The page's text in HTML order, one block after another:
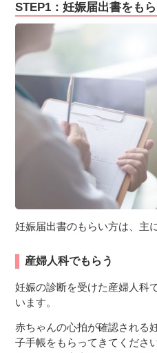
STEP1：妊娠届出書をもら
妊娠届出書のもらい方は、主
産婦人科でもらう
妊娠の診断を受けた産婦人科
います。
赤ちゃんの心拍が確認される
子手帳をもらってきてくださ